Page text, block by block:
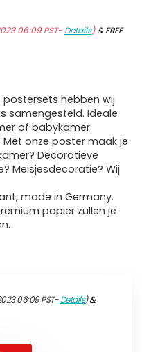
06:09 PST- Details)&FREE
postersets hebben wij
samengesteld. Ideale
of babykamer.
onze poster maak je
Decoratieve
Meisjesdecoratie? Wij
made in Germany.
papier zullen je
06:09 PST-Details)&